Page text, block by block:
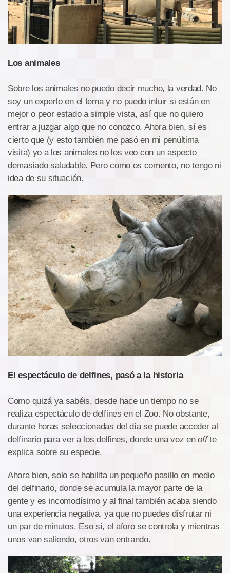
Los animales
Sobre los animales no puedo decir mucho, la verdad. No
soy un experto en el tema y no puedo intuir si están en
mejor o peor estado a simple vista, así que no quiero
entrar a juzgar algo que no conozco. Ahora bien, sí es
cierto que (y esto también me pasó en mi penúltima
visita) yo a los animales no los veo con un aspecto
demasiado saludable. Pero como os comento, no tengo ni
idea de su situación.
El espectáculo de delfines, pasó a la historia
Como quizá ya sabéis, desde hace un tiempo no se
realiza espectáculo de delfines en el Zoo. No obstante,
durante horas seleccionadas del día se puede acceder al
delfinario para ver a los delfines, donde una voz enoffte
explica sobre su especie.
Ahora bien, solo se habilita un pequeño pasillo en medio
del delfinario, donde se acumula la mayor parte de la
gente y es incomodísimo y al final también acaba siendo
una experiencia negativa, ya que no puedes disfrutar ni
un par de minutos. Eso sí, el aforo se controla y mientras
unos van saliendo, otros van entrando.